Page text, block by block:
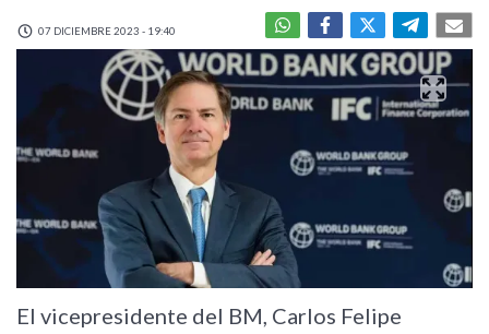
07 DICIEMBRE 2023 - 19:40
El vicepresidente del BM, Carlos Felipe